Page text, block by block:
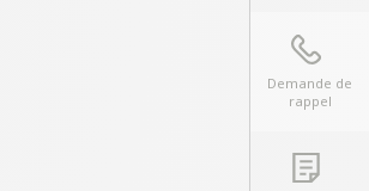
Demande de
rappel